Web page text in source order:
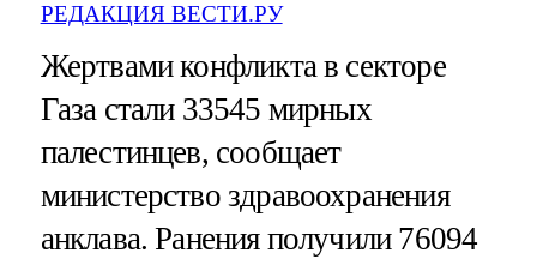
РЕДАКЦИЯ ВЕСТИ.РУ
Жертвами конфликта в секторе
Газа стали 33545 мирных
палестинцев, сообщает
министерство здравоохранения
анклава. Ранения получили 76094